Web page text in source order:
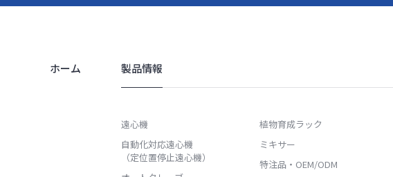
ホーム 製品情報
遠心機
自動化対応遠心機
（定位置停止遠心機）
植物育成ラック
ミキサー
特注品・OEM/ODM